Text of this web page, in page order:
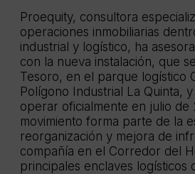
Proequity, consultora
operaciones inmobiliarias
industrial y logístico, ha
con la nueva instalación, que
Tesoro, en el parque logístico
Polígono Industrial La Quinta,
operar oficialmente en julio de
movimiento forma parte de la
reorganización y mejora de
compañía en el Corredor del
principales enclaves logísticos